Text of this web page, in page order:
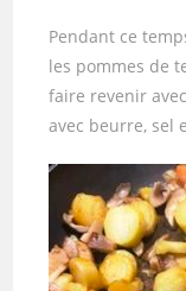
Pendant ce
les pommes de
faire revenir
avec beurre, sel